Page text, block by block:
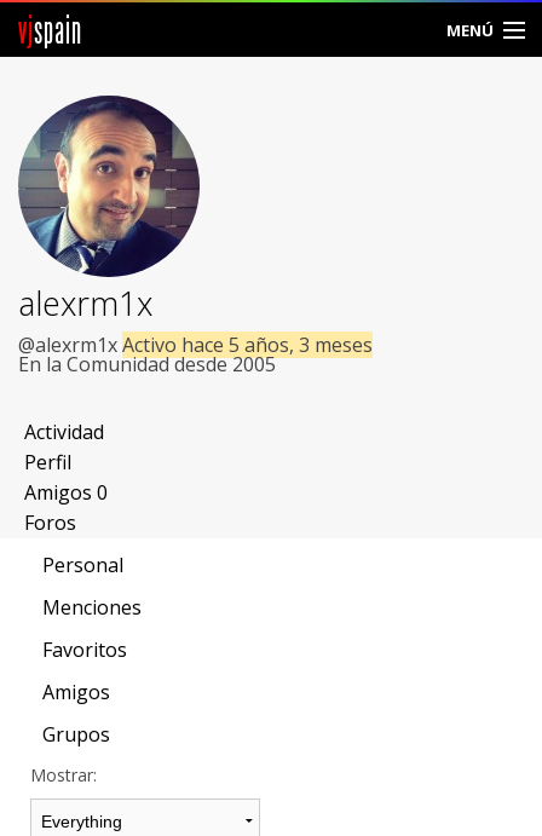
vjspain MENÚ
Foros
Noticias
Vjspain
Ayuda
Contacto
Entrar
Crear Cuenta
alexrm1x
@alexrm1xActivo hace 5 años, 3 meses
En la Comunidad desde 2005
Actividad
Perfil
Amigos 0
Foros
Personal
Menciones
Favoritos
Amigos
Grupos
Mostrar: